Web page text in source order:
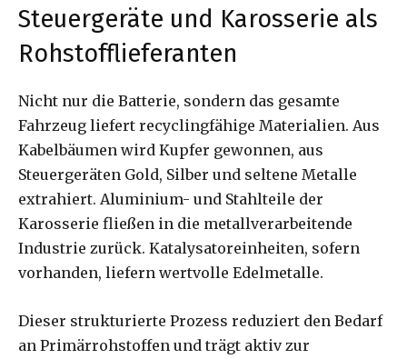
Steuergeräte und Karosserie als
Rohstofflieferanten
Nicht nur die Batterie, sondern das gesamte
Fahrzeug liefert recyclingfähige Materialien. Aus
Kabelbäumen wird Kupfer gewonnen, aus
Steuergeräten Gold, Silber und seltene Metalle
extrahiert. Aluminium- und Stahlteile der
Karosserie fließen in die metallverarbeitende
Industrie zurück. Katalysatoreinheiten, sofern
vorhanden, liefern wertvolle Edelmetalle.
Dieser strukturierte Prozess reduziert den Bedarf
an Primärrohstoffen und trägt aktiv zur